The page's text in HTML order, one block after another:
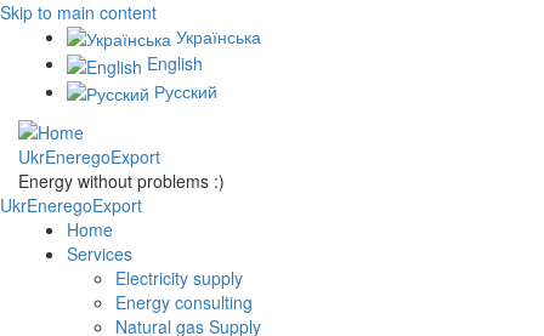
Skip to main content
Українська
English
Русский
UkrEneregoExport
Energy without problems :)
UkrEneregoExport
Home
Services
Electricity supply
Energy consulting
Natural gas Supply